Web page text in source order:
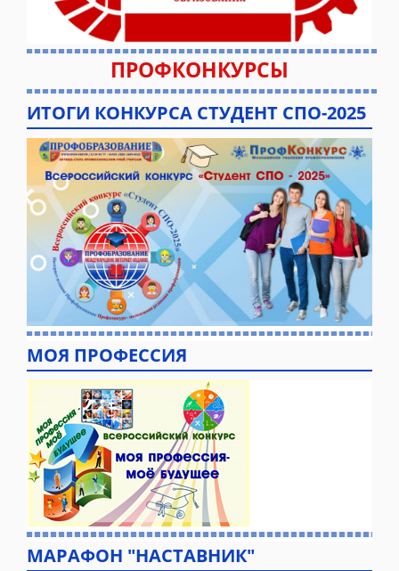
ПРОФКОНКУРСЫ
ИТОГИ КОНКУРСА СТУДЕНТ СПО-2025
МОЯ ПРОФЕССИЯ
МАРАФОН "НАСТАВНИК"